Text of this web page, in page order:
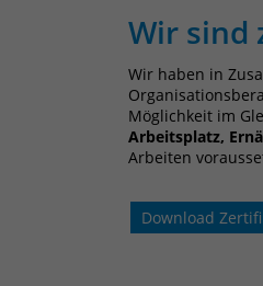
Wir sind
Wir haben in
Möglichkeit im
Arbeitsplatz,
Arbeiten
Download